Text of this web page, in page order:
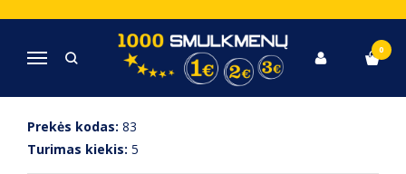
Navigacija
0
Pagrindinis Raštinės reikmenys ir kanceliarinės prekės Varpelis
VARPELIS
Prekės kodas: 83
Turimas kiekis: 5